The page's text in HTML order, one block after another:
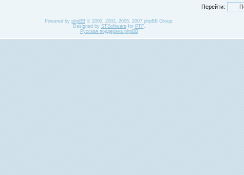
Перейти:
Powered by phpBB© 2000, 2002, 2005, 2007 phpBB Group.
Designed by STSoftwarefor PTF.
Русская поддержка phpBB